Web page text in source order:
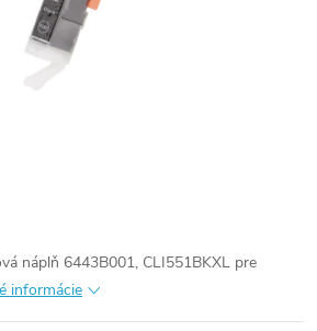
náplň 6443B001, CLI551BKXL pre
informácie